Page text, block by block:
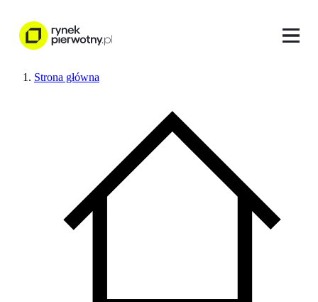
Strona główna